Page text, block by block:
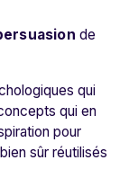
de
qui
qui en
pour
sûr réutilisés